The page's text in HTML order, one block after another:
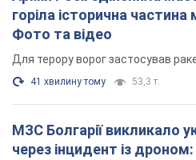
горіла історична
Фото та відео
Для терору ворог застосував
41 хвилину тому 53,3 т.
МЗС Болгарії викликало
через інцидент із